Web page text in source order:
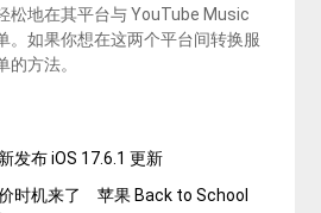
松地在其平台与 YouTube Music
。如果你想在这两个平台间转换服
的方法。
发布 iOS 17.6.1 更新
时机来了 苹果 Back to School